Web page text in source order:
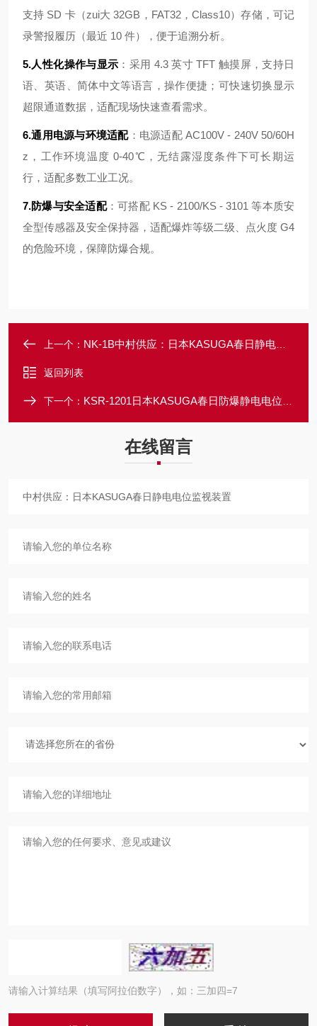
支持 SD 卡（zui大 32GB，FAT32，Class10）存储，可记
录警报履历（最近 10 件），便于追溯分析。
5.人性化操作与显示 ：采用 4.3 英寸 TFT 触摸屏，支持日
语、英语、简体中文等语言，操作便捷；可快速切换显示
超限通道数据，适配现场快速查看需求。
6.通用电源与环境适配：电源适配 AC100V - 240V 50/60H
z，工作环境温度 0-40℃，无结露湿度条件下可长期运
行，适配多数工业工况。
7.防爆与安全适配：可搭配 KS - 2100/KS - 3101 等本质安
全型传感器及安全保持器，适配爆炸等级二级、点火度 G4
的危险环境，保障防爆合规。
上一个： NK-1B中村供应：日本KASUGA春日静电测量管理装置
返回列表
下一个： KSR-1201日本KASUGA春日防爆静电电位监视装置
在线留言
请输入计算结果（填写阿拉伯数字），如：三加四=7